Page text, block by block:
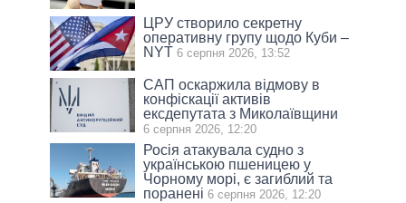
ЦРУ створило секретну
оперативну групу щодо Куби –
NYT 6 серпня 2026, 13:52
САП оскаржила відмову в
конфіскації активів
ексдепутата з Миколаївщини
6 серпня 2026, 12:20
Росія атакувала судно з
українською пшеницею у
Чорному морі, є загиблий та
поранені 6 серпня 2026, 12:20